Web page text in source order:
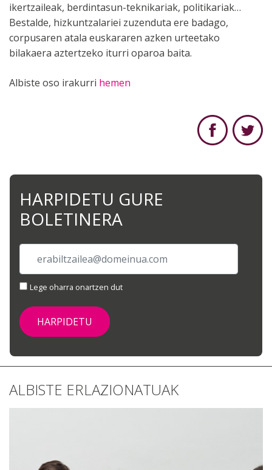
ikertzaileak, berdintasun-teknikariak, politikariak…
Bestalde, hizkuntzalariei zuzenduta ere badago,
corpusaren atala euskararen azken urteetako
bilakaera aztertzeko iturri oparoa baita.
Albiste oso irakurri hemen
HARPIDETU GURE
BOLETINERA
Lege oharra onartzen dut
ALBISTE ERLAZIONATUAK